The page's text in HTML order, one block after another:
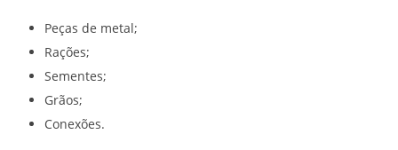
Peças de metal;
Rações;
Sementes;
Grãos;
Conexões.